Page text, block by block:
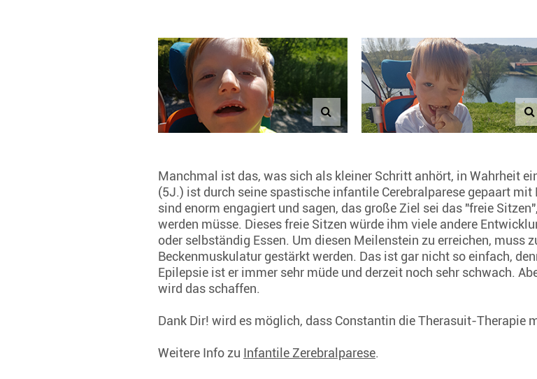
Manchmal ist das, was sich als kleiner Schritt anhört, in Wahrheit
(5J.) ist durch seine spastische infantile Cerebralparese gepaart
sind enorm engagiert und sagen, das große Ziel sei das "freie
werden müsse. Dieses freie Sitzen würde ihm viele andere
oder selbständig Essen. Um diesen Meilenstein zu erreichen, muss
Beckenmuskulatur gestärkt werden. Das ist gar nicht so einfach,
Epilepsie ist er immer sehr müde und derzeit noch sehr schwach.
wird das schaffen.
Dank Dir! wird es möglich, dass Constantin die Therasuit-Therapie
Weitere Info zu Infantile Zerebralparese.